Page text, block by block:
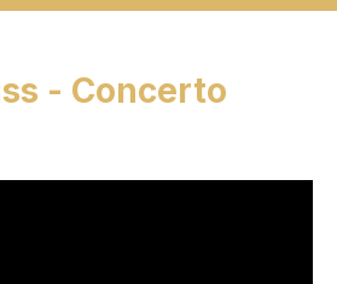
- Concerto